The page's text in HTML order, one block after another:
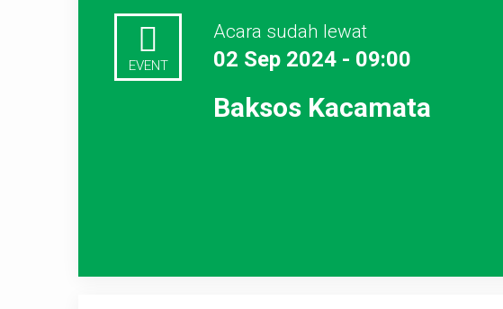
EVENT
Acara sudah lewat
02 Sep 2024 - 09:00
Baksos Kacamata